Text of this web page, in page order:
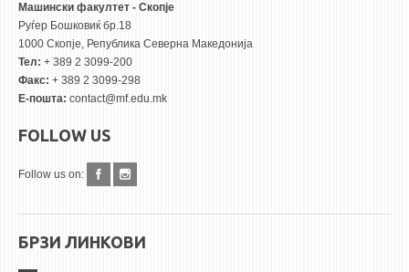
Машински факултет - Скопје
Руѓер Бошковиќ бр.18
1000 Скопје, Република Северна Македонија
Тел: + 389 2 3099-200
Факс: + 389 2 3099-298
Е-пошта: contact@mf.edu.mk
FOLLOW US
Follow us on:
БРЗИ ЛИНКОВИ